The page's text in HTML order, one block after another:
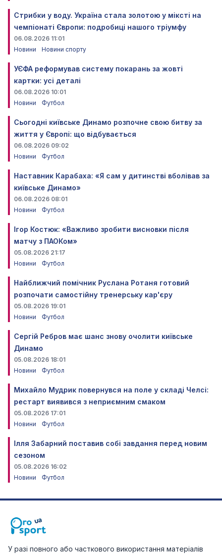
Стрибки у воду. Україна стала золотою у міксті на
чемпіонаті Європи: подробиці нашого тріумфу
06.08.2026 11:01
Новини
Новини спорту
УЄФА реформував систему покарань за жовті
картки: усі деталі
06.08.2026 10:01
Новини
Футбол
Сьогодні київське Динамо розпочне свою битву за
життя у Європі: що відбувається
06.08.2026 09:02
Новини
Футбол
Наставник Карабаха: «Я сам у дитинстві вболівав за
київське Динамо»
06.08.2026 08:01
Новини
Футбол
Ігор Костюк: «Важливо зробити висновки після
матчу з ПАОКом»
05.08.2026 21:17
Новини
Футбол
Найближчий помічник Руслана Ротаня готовий
розпочати самостійну тренерську кар'єру
05.08.2026 19:01
Новини
Футбол
Сергій Ребров має шанс знову очолити київське
Динамо
05.08.2026 18:01
Новини
Футбол
Михайло Мудрик повернувся на поле у складі Челсі:
рестарт виявився з неприємним смаком
05.08.2026 17:01
Новини
Футбол
Ілля Забарний поставив собі завдання перед новим
сезоном
05.08.2026 16:02
Новини
Футбол
У разі повного або часткового використання матеріалів